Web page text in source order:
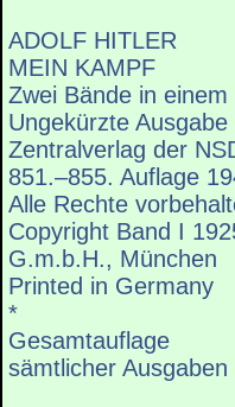
ADOLF HITLER
MEIN KAMPF
Zwei Bände in einem
Ungekürzte Ausgabe
Zentralverlag der
851.–855. Auflage
Alle Rechte
Copyright Band I
G.m.b.H., München
Printed in Germany
*
Gesamtauflage
sämtlicher